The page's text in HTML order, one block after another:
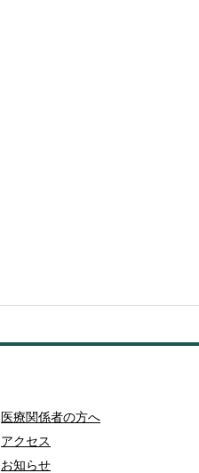
医療関係者の方へ
アクセス
お知らせ